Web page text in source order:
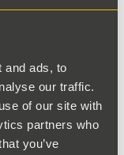
and ads, to
our traffic.
of our site with
partners who
you’ve